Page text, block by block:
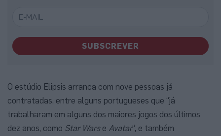
SUBSCREVER
O estúdio Elipsis arranca com nove pessoas já
contratadas, entre alguns portugueses que “já
trabalharam em alguns dos maiores jogos dos últimos
dez anos, como Star Warse Avatar“, e também